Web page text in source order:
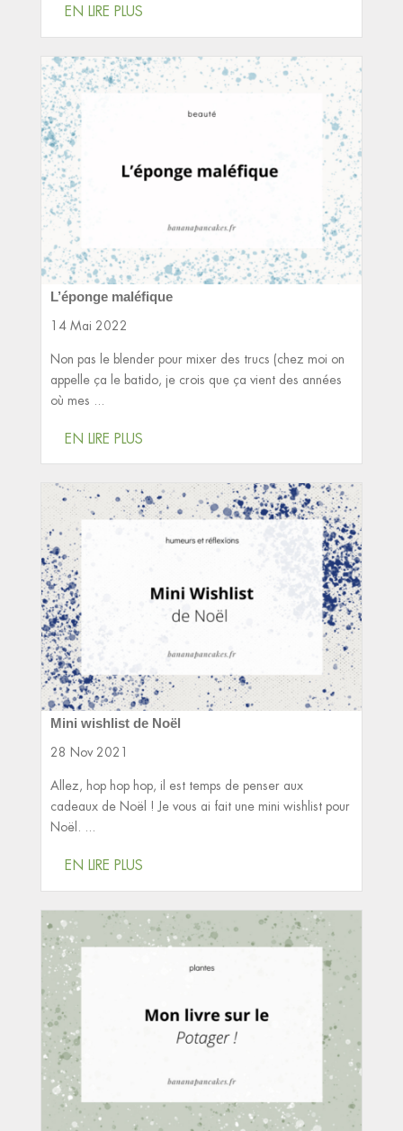
EN LIRE PLUS
L’éponge maléfique
14 Mai 2022
Non pas le blender pour mixer des trucs (chez moi on
appelle ça le batido, je crois que ça vient des années
où mes ...
EN LIRE PLUS
Mini wishlist de Noël
28 Nov 2021
Allez, hop hop hop, il est temps de penser aux
cadeaux de Noël ! Je vous ai fait une mini wishlist pour
Noël. ...
EN LIRE PLUS